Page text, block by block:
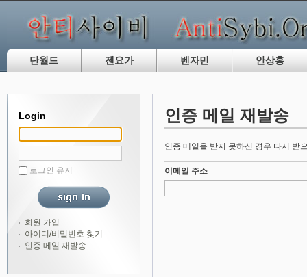
단월드 젠요가 벤자민 안상홍
Login
로그인 유지
회원 가입
아이디/비밀번호 찾기
인증 메일 재발송
인증 메일 재발송
인증 메일을 받지 못하신 경우 다시 받
이메일 주소